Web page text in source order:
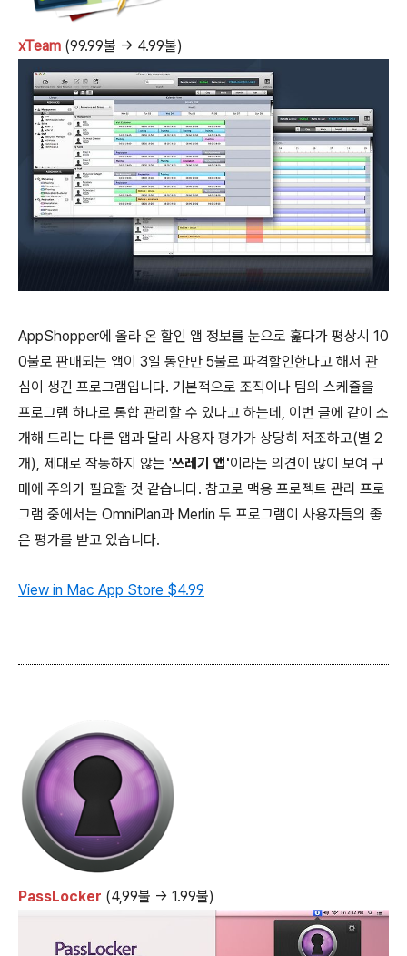
xTeam (99.99불 → 4.99불)
AppShopper에 올라 온 할인 앱 정보를 눈으로 훑다가 평상시 10
0불로 판매되는 앱이 3일 동안만 5불로 파격할인한다고 해서 관
심이 생긴 프로그램입니다. 기본적으로 조직이나 팀의 스케쥴을
프로그램 하나로 통합 관리할 수 있다고 하는데, 이번 글에 같이 소
개해 드리는 다른 앱과 달리 사용자 평가가 상당히 저조하고(별 2
개), 제대로 작동하지 않는 '쓰레기 앱'이라는 의견이 많이 보여 구
매에 주의가 필요할 것 같습니다. 참고로 맥용 프로젝트 관리 프로
그램 중에서는 OmniPlan과 Merlin 두 프로그램이 사용자들의 좋
은 평가를 받고 있습니다.
View in Mac App Store $4.99
PassLocker (4,99불 → 1.99불)